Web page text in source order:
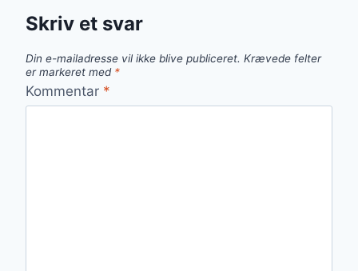
Skriv et svar
Din e-mailadresse vil ikke blive publiceret. Krævede felter
er markeret med *
Kommentar *